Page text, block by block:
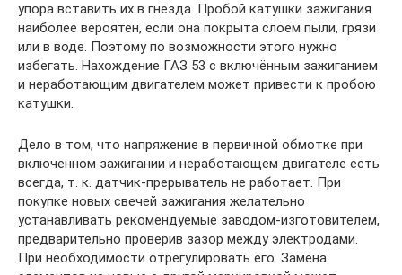
упора вставить их в гнёзда. Пробой катушки зажигания
наиболее вероятен, если она покрыта слоем пыли, грязи
или в воде. Поэтому по возможности этого нужно
избегать. Нахождение ГАЗ 53 с включённым зажиганием
и неработающим двигателем может привести к пробою
катушки.
Дело в том, что напряжение в первичной обмотке при
включенном зажигании и неработающем двигателе есть
всегда, т. к. датчик-прерыватель не работает. При
покупке новых свечей зажигания желательно
устанавливать рекомендуемые заводом-изготовителем,
предварительно проверив зазор между электродами.
При необходимости отрегулировать его. Замена